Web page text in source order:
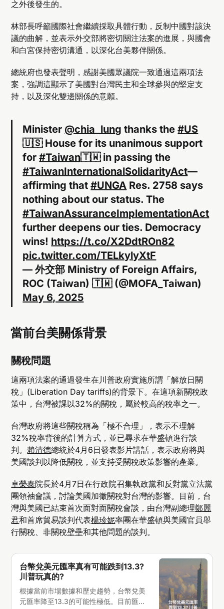
之外後發生的。
林部長呼籲國際社會繼續採取具體行動，反制中國對該決
議的曲解，並表示外交部將密切關注法案的進展，與國會
和白宮保持密切溝通，以深化台美夥伴關係。
總統府也發表聲明，感謝美國眾議院一致通過這兩項法
案，強調這顯示了美國對台灣民主和全球參與的堅定支
持，以及深化雙邊關係的意願。
Minister @chia_lung thanks the#US
🇺🇸 House for its unanimous support
for#Taiwan🇹🇼 in passing the
#TaiwanInternationalSolidarityAct—
affirming that#UNGA Res. 2758 says
nothing about our status. The
#TaiwanAssuranceImplementationAct
further deepens our ties. Democracy
wins! https://t.co/X2DdtROn82
pic.twitter.com/TELkylyXtF
— 外交部 Ministry of Foreign Affairs,
ROC (Taiwan) 🇹🇼 (@MOFA_Taiwan)
May 6, 2025
當前台美關係背景
關稅問題
這兩項法案的通過發生在川普政府實施所謂「解放日關
稅」(Liberation Day tariffs)的背景下。在這項新關稅政
策中，台灣被課以32%的關稅，屬於較高的稅率之一。
台灣政府將這些關稅稱為「極不合理」，表示不理解
32%稅率背後的計算方式，並已尋求在華盛頓進行談
判。 賴清德總統於4月6日發表影片講話，表示政府將與
美國談判以降低關稅，並支持受關稅政策影響的產業。
卓榮泰院長於4月7日在行政院召集執政黨和反對黨立法黨
團領袖會議，討論美國加徵關稅對台灣的影響。目前，台
灣與美國已結束首次面對面關稅會談，由台灣副總理鄭麗
君和首席貿易談判代表楊珍妮率團在華盛頓與美國官員舉
行關稅、非關稅壁壘和其他問題的談判。
台幣兌美元匯率真有可能跌到13.3?
川普玩真的?
根據當前市場數據和歷史趨勢，台幣兌美
元匯率降至13.3的可能性極低。目前匯率